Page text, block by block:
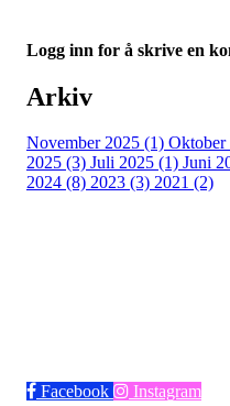
Logg inn for å skrive en
Arkiv
November 2025 (1) Oktober
2025 (3) Juli 2025 (1) Juni
2024 (8) 2023 (3) 2021 (2)
Facebook Instagram